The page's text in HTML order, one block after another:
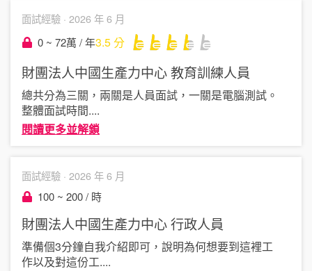
面試經驗 · 2026 年 6 月
0 ~ 72萬 / 年3.5分
財團法人中國生產力中心教育訓練人員
總共分為三關，兩關是人員面試，一關是電腦測試。
整體面試時間....
閱讀更多並解鎖
面試經驗 · 2026 年 6 月
100 ~ 200 / 時
財團法人中國生產力中心行政人員
準備個3分鐘自我介紹即可，說明為何想要到這裡工
作以及對這份工....